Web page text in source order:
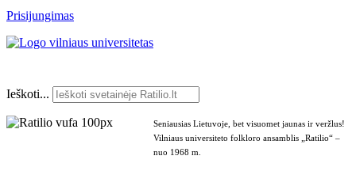
Prisijungimas
Ieškoti...
Seniausias Lietuvoje, bet visuomet jaunas ir veržlus!
Vilniaus universiteto folkloro ansamblis „Ratilio“ –
nuo 1968 m.